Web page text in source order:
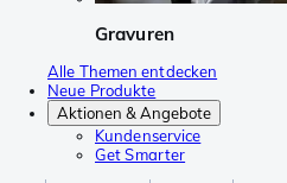
Gravuren
Alle Themen entdecken
Neue Produkte
Aktionen & Angebote
Kundenservice
Get Smarter